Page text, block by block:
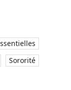
Sororité